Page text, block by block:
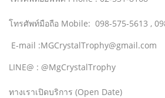
โทรศัพท์มือถือ Mobile: 098-575-5613 ,
E-mail :MGCrystalTrophy@gmail.com
LINE@ : @MgCrystalTrophy
ทางเราเปิดบริการ (Open Date)